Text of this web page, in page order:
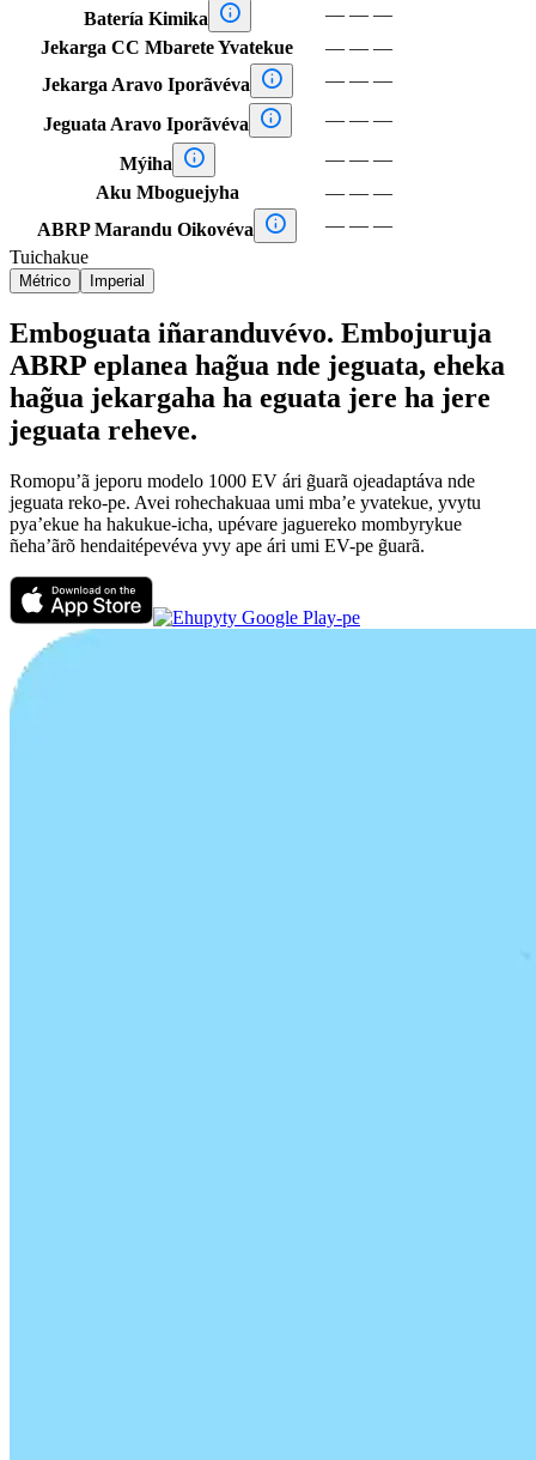
Batería Kimika
 — — —
Jekarga CC Mbarete Yvatekue
— — —
Jekarga Aravo Iporãvéva
 — — —
Jeguata Aravo Iporãvéva  — — —
Mýiha  — — —
Aku Mboguejyha
— — —
ABRP Marandu Oikovéva
 — — —
Tuichakue
Métrico Imperial
Emboguata iñaranduvévo. Embojuruja
ABRP eplanea hag̃ua nde jeguata, eheka
hag̃ua jekargaha ha eguata jere ha jere
jeguata reheve.
Romopu’ã jeporu modelo 1000 EV ári g̃uarã ojeadaptáva nde
jeguata reko-pe. Avei rohechakuaa umi mba’e yvatekue, yvytu
pya’ekue ha hakukue-icha, upévare jaguereko mombyrykue
ñeha’ãrõ hendaitépevéva yvy ape ári umi EV-pe g̃uarã.